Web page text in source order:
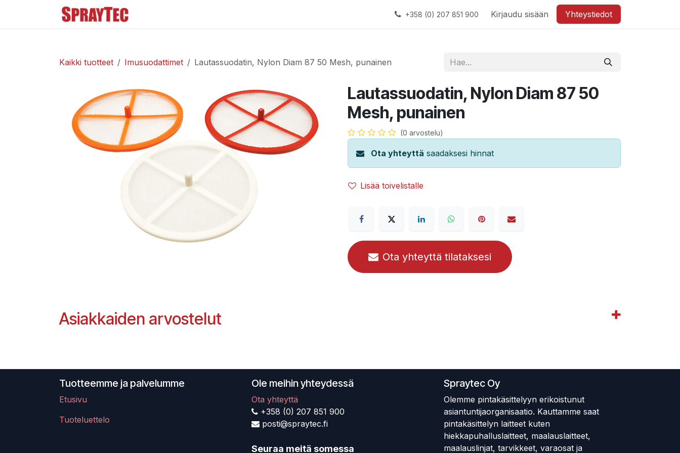
+358 (0) 207 851 900 Kirjaudu sisään Yhteystiedot
Kaikki tuotteet Imusuodattimet Lautassuodatin, Nylon Diam 87 50 Mesh, punainen
Lautassuodatin, Nylon Diam 87 50
Mesh, punainen
(0 arvostelu)
Ota yhteyttä saadaksesi hinnat
Lisää toivelistalle
Ota yhteyttä tilataksesi
Asiakkaiden arvostelut
Tuotteemme ja palvelumme
Etusivu
Tuoteluettelo
Ole meihin yhteydessä
Ota yhteyttä
+358 (0) 207 851 900
posti@spraytec.fi
Seuraa meitä somessa
Spraytec Oy
Olemme pintakäsittelyyn erikoistunut
asiantuntijaorganisaatio. Kauttamme saat
pintakäsittelyn laitteet kuten
hiekkapuhalluslaitteet, maalauslaitteet,
maalauslinjat, tarvikkeet, varaosat ja